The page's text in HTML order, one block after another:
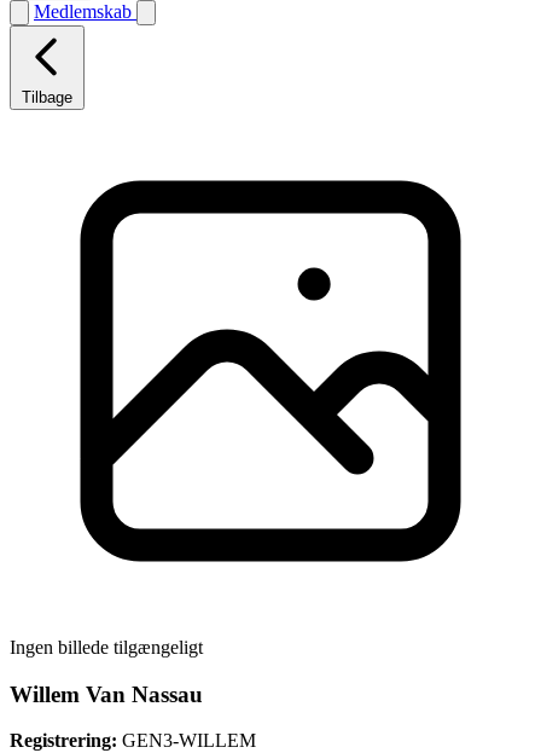
Medlemskab
Tilbage
Ingen billede tilgængeligt
Willem Van Nassau
Registrering: GEN3-WILLEM